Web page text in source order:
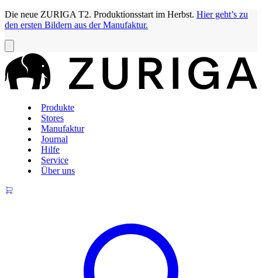
Die neue ZURIGA T2. Produktionsstart im Herbst. Hier geht’s zu
den ersten Bildern aus der Manufaktur.
Produkte
Stores
Manufaktur
Journal
Hilfe
Service
Über uns